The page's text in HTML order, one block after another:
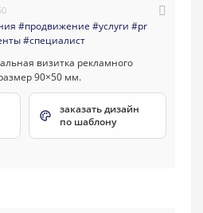
#продвижение #услуги #pr
#специалист
заказать дизайн
по шаблону